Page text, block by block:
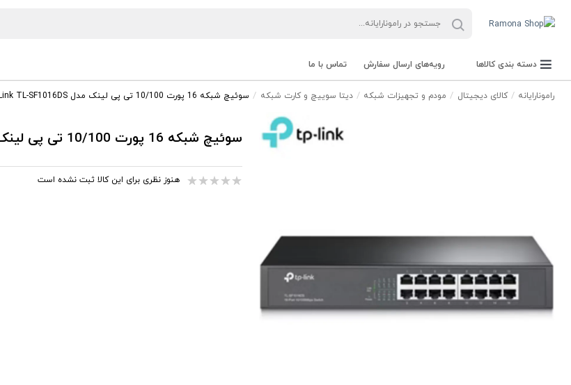
دسته بندی کالاها رویه‌های ارسال سفارش تماس با ما
رامونارایانه کالای دیجیتال مودم و تجهیزات شبکه دیتا سوییچ و کارت شبکه سوئیچ شبکه 16 پورت 10/100 تی پی لینک مدل TP-Link TL-SF1016DS
سوئیچ شبکه 16 پورت 10/100 تی پی لینک مدل TP-Link TL-SF1016DS
هنوز نظری برای این کالا ثبت نشده است